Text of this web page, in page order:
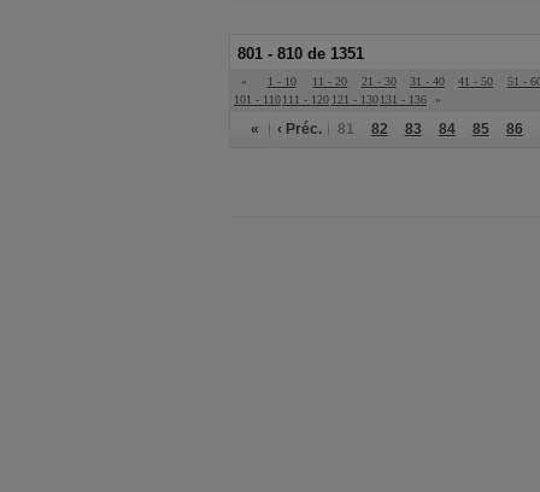
801 - 810 de 1351
« 1 - 10 11 - 20 21 - 30 31 - 40 41 - 50
51 -
101 - 110111 - 120 121 - 130 131 - 136 »
« ‹ Préc. 81 82 83 84 85 86